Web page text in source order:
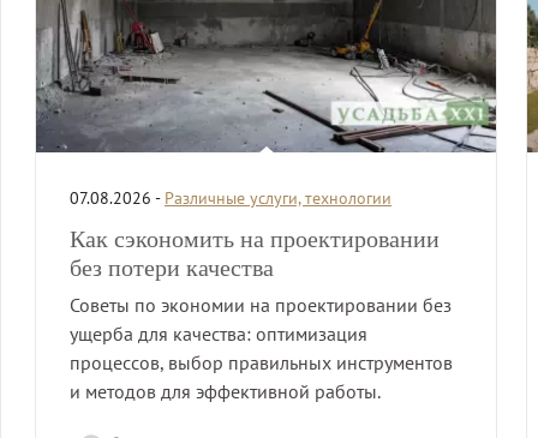
07.08.2026 - Различные услуги, технологии
Как сэкономить на проектировании
без потери качества
Советы по экономии на проектировании без
ущерба для качества: оптимизация
процессов, выбор правильных инструментов
и методов для эффективной работы.